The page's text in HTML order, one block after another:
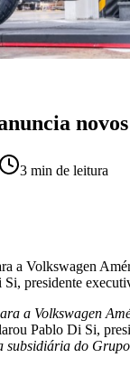
3 min de leitura
a Volkswagen
Si, presidente
a Volkswagen
Pablo Di Si,
subsidiária do